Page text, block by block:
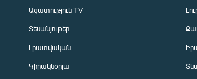
Ազատություն TV
Տեսանյութեր
Լրատվական
Կիրակնօրյա